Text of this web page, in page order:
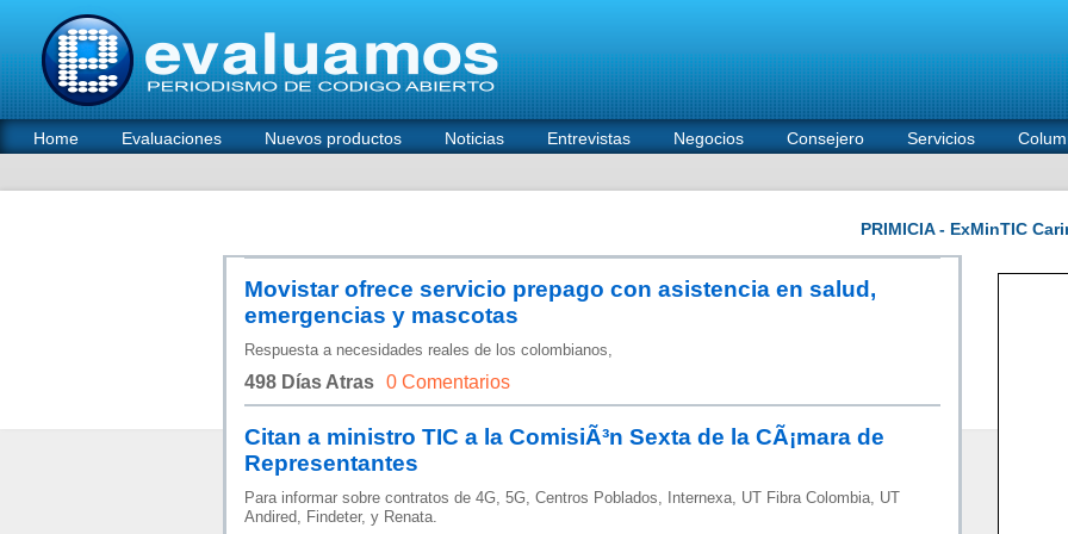
Home Evaluaciones Nuevos productos Noticias Entrevistas Negocios Consejero Servicios
Movistar ofrece servicio prepago con asistencia en salud,
emergencias y mascotas
Respuesta a necesidades reales de los colombianos,
498 Días Atras 0 Comentarios
Citan a ministro TIC a la ComisiÃ³n Sexta de la CÃ¡mara de
Representantes
Para informar sobre contratos de 4G, 5G, Centros Poblados, Internexa, UT Fibra Colombia, UT
Andired, Findeter, y Renata.